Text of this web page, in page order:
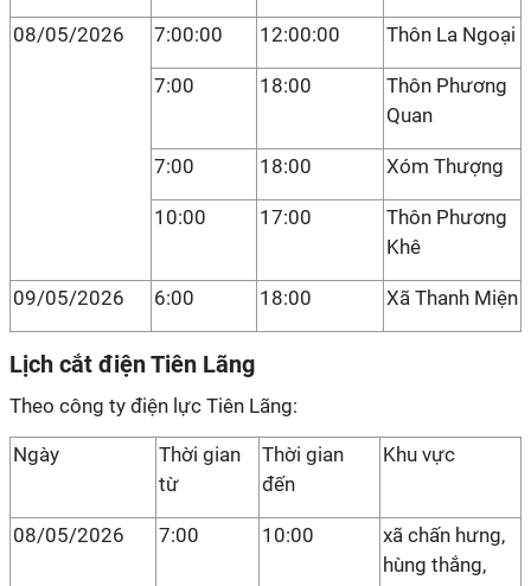
08/05/2026 7:00:00 12:00:00 Thôn La Ngoại
7:00 18:00
Thôn Phương
Quan
7:00 18:00 Xóm Thượng
10:00 17:00
Thôn Phương
Khê
09/05/2026 6:00 18:00 Xã Thanh Miện
Lịch cắt điện Tiên Lãng
Theo công ty điện lực Tiên Lãng:
Ngày
Thời gian
từ
Thời gian
đến
Khu vực
08/05/2026 7:00 10:00
xã chấn hưng,
hùng thắng,